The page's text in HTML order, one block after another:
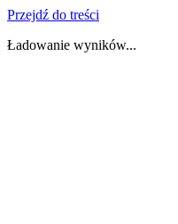
Przejdź do treści
Ładowanie wyników...